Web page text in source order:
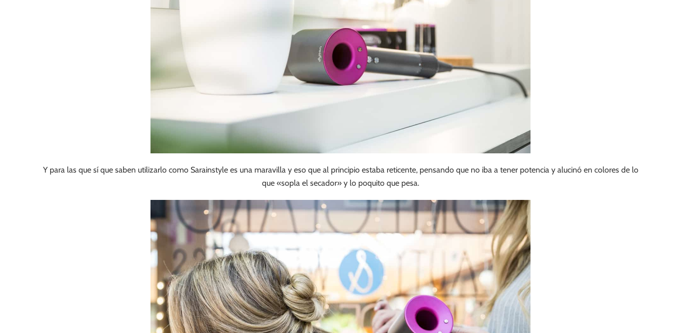
Y para las que sí que saben utilizarlo como Sarainstyle es una maravilla y eso que al principio estaba reticente, pensando que no iba a tener potencia y alucinó en colores de lo
que «sopla el secador» y lo poquito que pesa.